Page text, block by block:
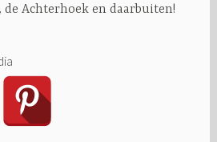
Achterhoek en daarbuiten!